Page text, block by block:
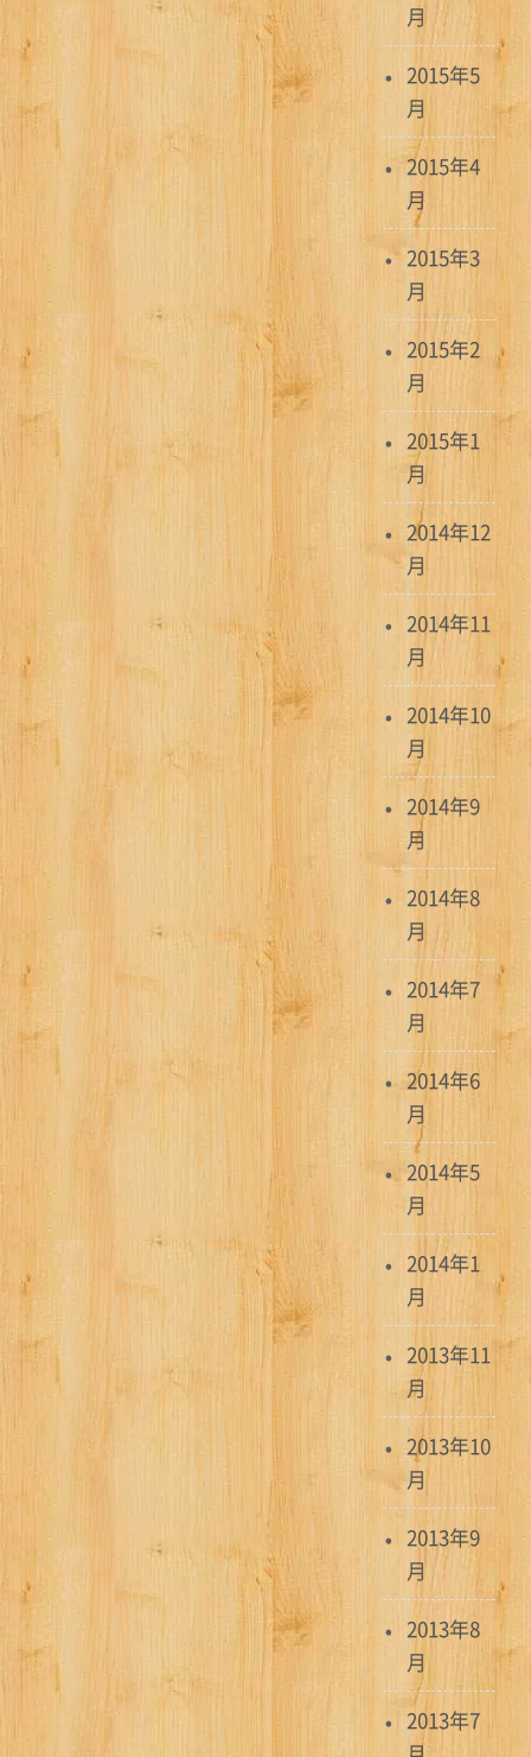
月
2015年5
月
2015年4
月
2015年3
月
2015年2
月
2015年1
月
2014年12
月
2014年11
月
2014年10
月
2014年9
月
2014年8
月
2014年7
月
2014年6
月
2014年5
月
2014年1
月
2013年11
月
2013年10
月
2013年9
月
2013年8
月
2013年7